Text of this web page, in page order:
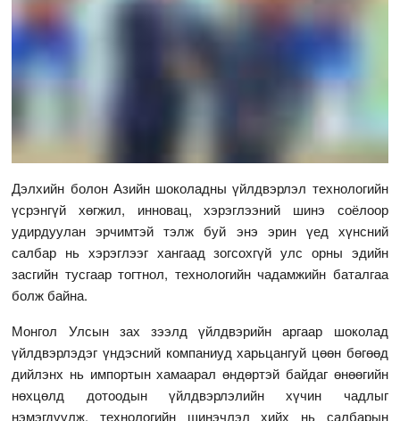
Дэлхийн болон Азийн шоколадны үйлдвэрлэл технологийн
үсрэнгүй хөгжил, инновац, хэрэглээний шинэ соёлоор
удирдуулан эрчимтэй тэлж буй энэ эрин үед хүнсний
салбар нь хэрэглээг хангаад зогсохгүй улс орны эдийн
засгийн тусгаар тогтнол, технологийн чадамжийн баталгаа
болж байна.
Монгол Улсын зах зээлд үйлдвэрийн аргаар шоколад
үйлдвэрлэдэг үндэсний компаниуд харьцангуй цөөн бөгөөд
дийлэнх нь импортын хамаарал өндөртэй байдаг өнөөгийн
нөхцөлд дотоодын үйлдвэрлэлийн хүчин чадлыг
нэмэгдүүлж, технологийн шинэчлэл хийх нь салбарын